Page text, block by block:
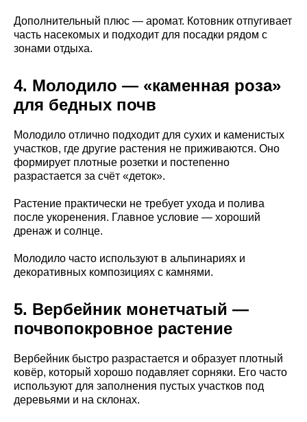
Дополнительный плюс — аромат. Котовник отпугивает
часть насекомых и подходит для посадки рядом с
зонами отдыха.
4. Молодило — «каменная роза»
для бедных почв
Молодило отлично подходит для сухих и каменистых
участков, где другие растения не приживаются. Оно
формирует плотные розетки и постепенно
разрастается за счёт «деток».
Растение практически не требует ухода и полива
после укоренения. Главное условие — хороший
дренаж и солнце.
Молодило часто используют в альпинариях и
декоративных композициях с камнями.
5. Вербейник монетчатый —
почвопокровное растение
Вербейник быстро разрастается и образует плотный
ковёр, который хорошо подавляет сорняки. Его часто
используют для заполнения пустых участков под
деревьями и на склонах.